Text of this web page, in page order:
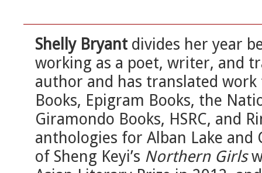
Shelly Bryant divides her year
working as a poet, writer, and
author and has translated
Books, Epigram Books, the
Giramondo Books, HSRC, and
anthologies for Alban Lake
of Sheng Keyi’s Northern Girls